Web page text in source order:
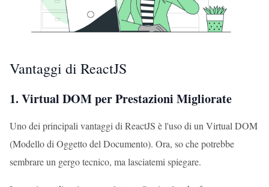
Vantaggi di ReactJS
1. Virtual DOM per Prestazioni Migliorate
Uno dei principali vantaggi di ReactJS è l'uso di un Virtual DOM
(Modello di Oggetto del Documento). Ora, so che potrebbe
sembrare un gergo tecnico, ma lasciatemi spiegare.